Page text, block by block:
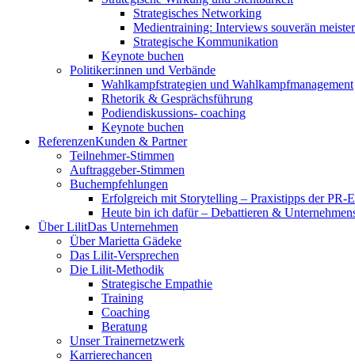
Strategisches Networking
Medientraining: Interviews souverän
Strategische Kommunikation
Keynote buchen
Politiker:innen und Verbände
Wahlkampfstrategien und Wahlkampfmanagement
Rhetorik & Gesprächsführung
Podiendiskussions- coaching
Keynote buchen
ReferenzenKunden & Partner
Teilnehmer-Stimmen
Auftraggeber-Stimmen
Buchempfehlungen
Erfolgreich mit Storytelling – Praxistipps der PR-
Heute bin ich dafür – Debattieren &
Über LilitDas Unternehmen
Über Marietta Gädeke
Das Lilit-Versprechen
Die Lilit-Methodik
Strategische Empathie
Training
Coaching
Beratung
Unser Trainernetzwerk
Karrierechancen